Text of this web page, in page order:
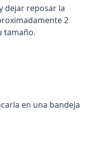
dejar reposar la
2
tamaño.
en una bandeja